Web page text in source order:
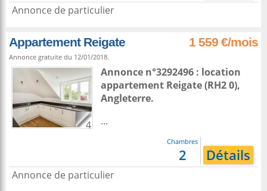
Annonce de particulier
Appartement Reigate 1 559 €/mois
Annonce gratuite du 12/01/2018.
4
Annonce n°3292496 : location
appartement Reigate(RH2 0),
Angleterre.
...
Chambres
2 Détails
Annonce de particulier